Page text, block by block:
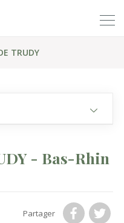
TRUDY
- Bas-Rhin
Partager